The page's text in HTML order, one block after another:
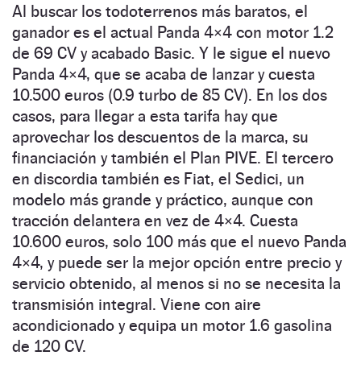
Al buscar los todoterrenos más baratos, el
ganador es el actual Panda 4×4 con motor 1.2
de 69 CV y acabado Basic. Y le sigue el nuevo
Panda 4×4, que se acaba de lanzar y cuesta
10.500 euros (0.9 turbo de 85 CV). En los dos
casos, para llegar a esta tarifa hay que
aprovechar los descuentos de la marca, su
financiación y también el Plan PIVE. El tercero
en discordia también es Fiat, el Sedici, un
modelo más grande y práctico, aunque con
tracción delantera en vez de 4×4. Cuesta
10.600 euros, solo 100 más que el nuevo Panda
4×4, y puede ser la mejor opción entre precio y
servicio obtenido, al menos si no se necesita la
transmisión integral. Viene con aire
acondicionado y equipa un motor 1.6 gasolina
de 120 CV.